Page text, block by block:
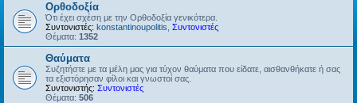
Ορθοδοξία
Ότι έχει σχέση με την Ορθοδοξία γενικότερα.
Συντονιστές: konstantinoupolitis Συντονιστές
Θέματα: 1352
Θαύματα
Συζητήστε με τα μέλη μας για τύχον θαύματα που είδατε, αισθανθήκατε ή σας
τα εξιστόρησαν φίλοι και γνωστοί σας.
Συντονιστής: Συντονιστές
Θέματα: 506